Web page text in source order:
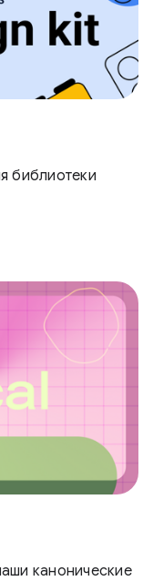
библиотеки
канонические